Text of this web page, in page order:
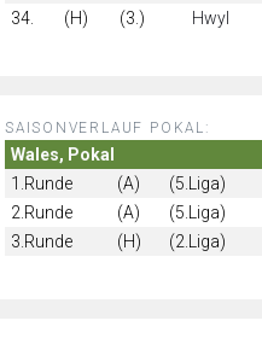
34.
(H) (3.) Hwyl
SAISONVERLAUF POKAL:
Wales, Pokal
1.Runde
(A) (5.Liga)
2.Runde
(A) (5.Liga)
3.Runde
(H) (2.Liga)